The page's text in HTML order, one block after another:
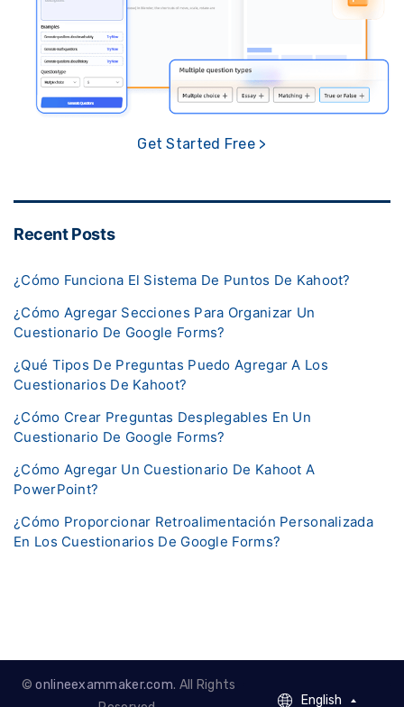
Get Started Free >
Recent Posts
¿Cómo Funciona El Sistema De Puntos De Kahoot?
¿Cómo Agregar Secciones Para Organizar Un
Cuestionario De Google Forms?
¿Qué Tipos De Preguntas Puedo Agregar A Los
Cuestionarios De Kahoot?
¿Cómo Crear Preguntas Desplegables En Un
Cuestionario De Google Forms?
¿Cómo Agregar Un Cuestionario De Kahoot A
PowerPoint?
¿Cómo Proporcionar Retroalimentación Personalizada
En Los Cuestionarios De Google Forms?
©onlineexammaker.com. All Rights
English
English